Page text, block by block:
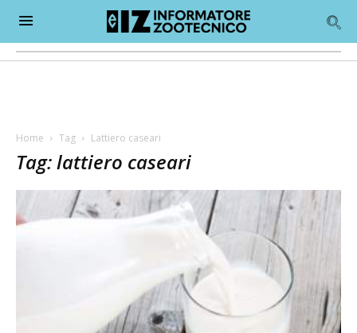
Home Tag Lattiero caseari
Tag: lattiero caseari